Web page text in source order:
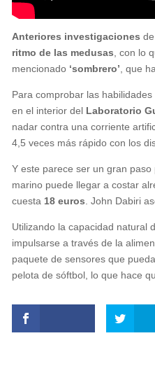
Anteriores investigaciones
ritmo de las medusas , con lo
mencionado ‘sombrero’ , que
Para comprobar las
en el interior del Laboratorio
nadar contra una corriente
4,5 veces más rápido con los
Y este parece ser un gran
marino puede llegar a costar
cuesta 18 euros . John Dabiri
Utilizando la capacidad natural
impulsarse a través de la
paquete de sensores que
pelota de sóftbol, lo que hace